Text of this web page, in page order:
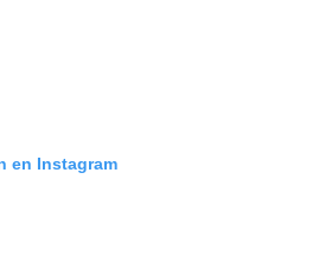
en Instagram